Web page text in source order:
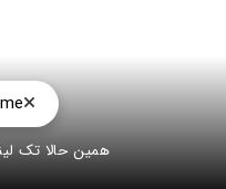
همین حالا تک